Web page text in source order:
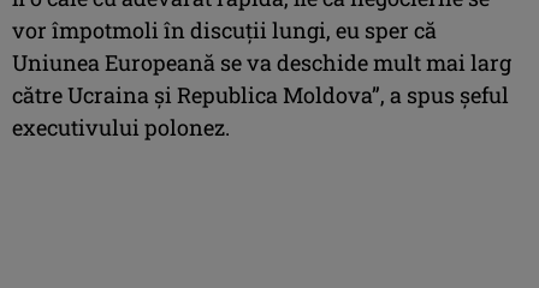
vor împotmoli în discuţii lungi, eu sper că
Uniunea Europeană se va deschide mult mai larg
către Ucraina şi Republica Moldova”, a spus şeful
executivului polonez.